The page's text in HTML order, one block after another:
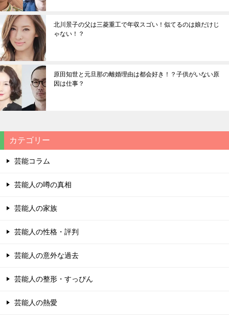
北川景子の父は三菱重工で年収スゴい！似てるのは娘だけじ
ゃない！？
原田知世と元旦那の離婚理由は都会好き！？子供がいない原
因は仕事？
カテゴリー
芸能コラム
芸能人の噂の真相
芸能人の家族
芸能人の性格・評判
芸能人の意外な過去
芸能人の整形・すっぴん
芸能人の熱愛